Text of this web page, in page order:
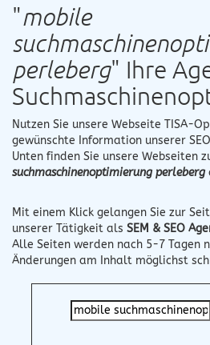
"mobile
perleberg" Ihre
Nutzen Sie unsere Webseite TISA-
gewünschte Information unserer
Unten finden Sie unsere Webseiten
suchmaschinenoptimierung perleberg
Mit einem Klick gelangen Sie zur
unserer Tätigkeit als SEM & SEO
Alle Seiten werden nach 5-7 Tagen
Änderungen am Inhalt möglichst